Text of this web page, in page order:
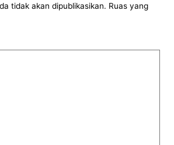
tidak akan dipublikasikan. Ruas yang